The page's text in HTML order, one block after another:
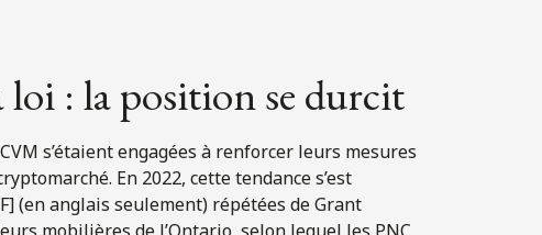
loi : la position se durcit
s’étaient engagées à renforcer leurs mesures
En 2022, cette tendance s’est
(en anglais seulement) répétées de Grant